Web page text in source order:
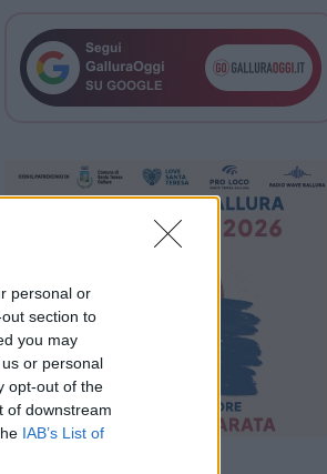
personal or
section to
you may
or personal
opt-out of the
of downstream
IAB’s List of